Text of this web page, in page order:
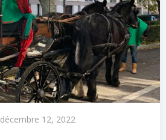
décembre 12, 2022